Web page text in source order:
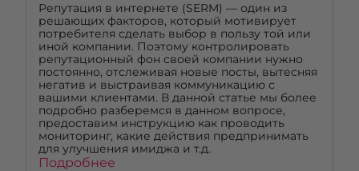
Репутация в интернете (SERM) — один из
решающих факторов, который мотивирует
потребителя сделать выбор в пользу той или
иной компании. Поэтому контролировать
репутационный фон своей компании нужно
постоянно, отслеживая новые посты, вытесняя
негатив и выстраивая коммуникацию с
вашими клиентами. В данной статье мы более
подробно разберемся в данном вопросе,
предоставим инструкцию как проводить
мониторинг, какие действия предпринимать
для улучшения имиджа и т.д.
Подробнее